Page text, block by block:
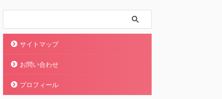
サイトマップ
お問い合わせ
プロフィール